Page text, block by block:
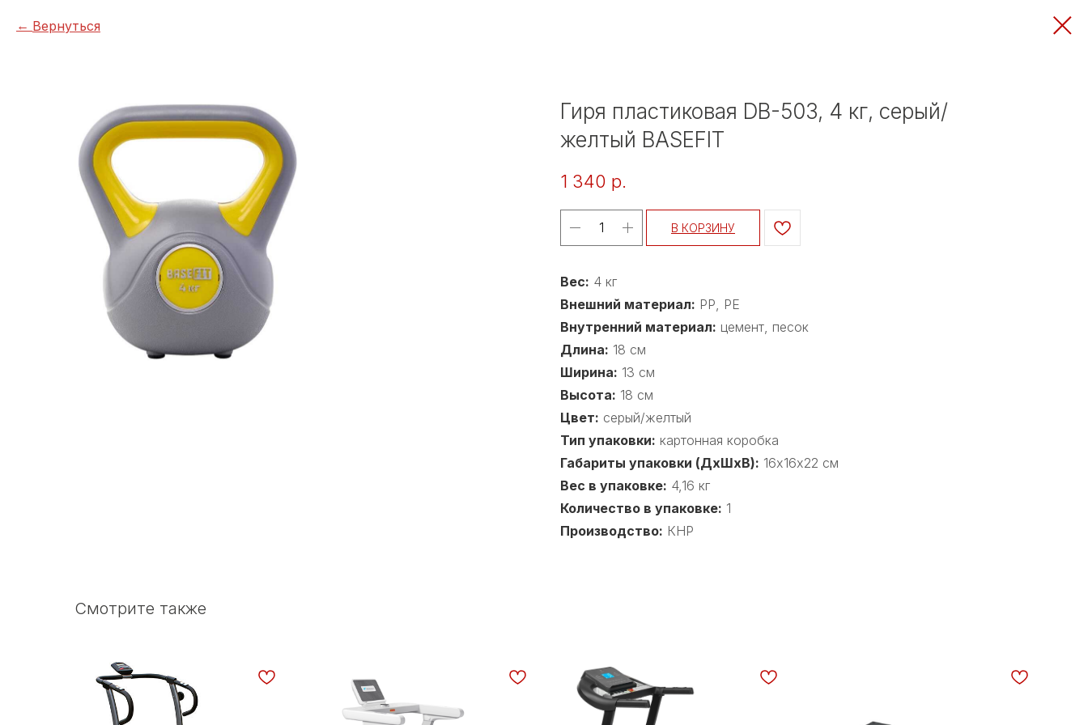
Вернуться
Гиря пластиковая DB-503, 4 кг, серый/
желтый BASEFIT
1 340 р.
В КОРЗИНУ
Вес: 4 кг
Внешний материал: РР, РЕ
Внутренний материал: цемент, песок
Длина: 18 см
Ширина: 13 см
Высота: 18 см
Цвет: серый/желтый
Тип упаковки: картонная коробка
Габариты упаковки (ДхШхВ): 16х16х22 см
Вес в упаковке: 4,16 кг
Количество в упаковке: 1
Производство: КНР
Смотрите также